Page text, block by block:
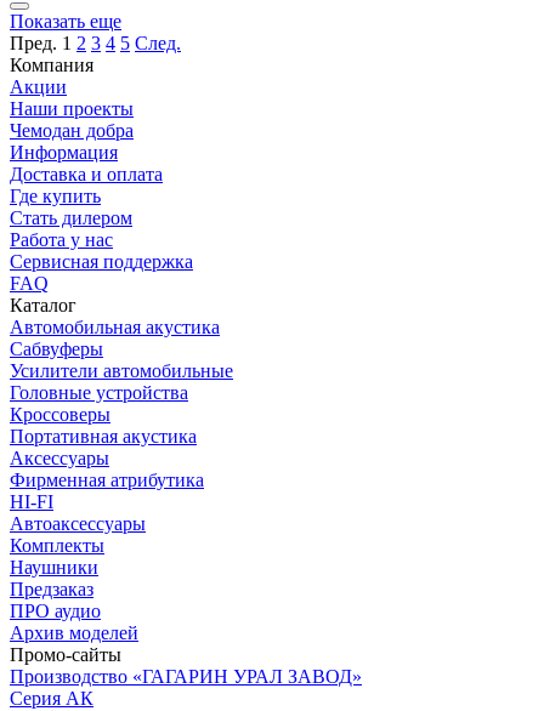
Показать еще
Пред. 1 2 3 4 5 След.
Компания
Акции
Наши проекты
Чемодан добра
Информация
Доставка и оплата
Где купить
Стать дилером
Работа у нас
Сервисная поддержка
FAQ
Каталог
Автомобильная акустика
Сабвуферы
Усилители автомобильные
Головные устройства
Кроссоверы
Портативная акустика
Аксессуары
Фирменная атрибутика
HI-FI
Автоаксессуары
Комплекты
Наушники
Предзаказ
ПРО аудио
Архив моделей
Промо-сайты
Производство «ГАГАРИН УРАЛ ЗАВОД»
Серия АК